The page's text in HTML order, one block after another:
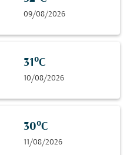
09/08/2026
31°C
10/08/2026
30°C
11/08/2026